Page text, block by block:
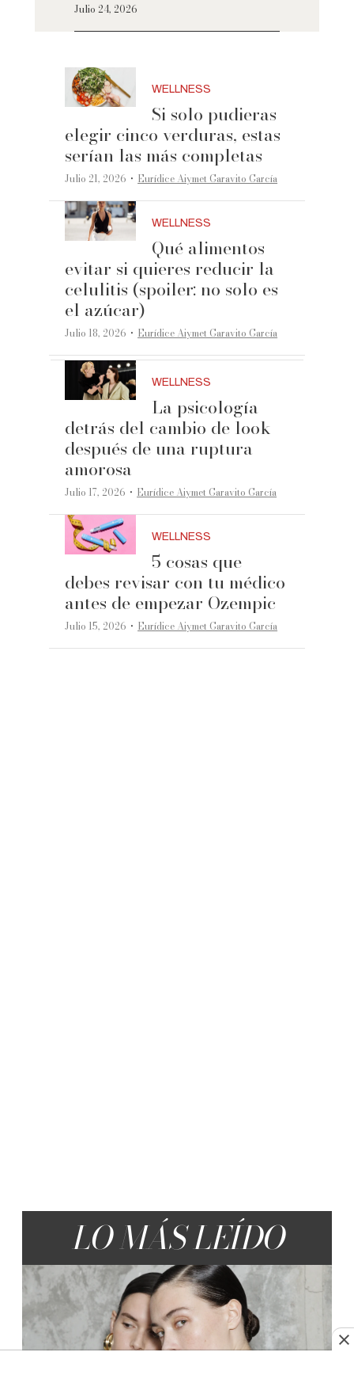
Julio 24, 2026
WELLNESS
Si solo pudieras
elegir cinco verduras, estas
serían las más completas
Julio 21, 2026 ·Eurídice Aiymet Garavito García
WELLNESS
Qué alimentos
evitar si quieres reducir la
celulitis (spoiler: no solo es
el azúcar)
Julio 18, 2026 ·Eurídice Aiymet Garavito García
WELLNESS
La psicología
detrás del cambio de look
después de una ruptura
amorosa
Julio 17, 2026 ·Eurídice Aiymet Garavito García
WELLNESS
5 cosas que
debes revisar con tu médico
antes de empezar Ozempic
Julio 15, 2026 ·Eurídice Aiymet Garavito García
LO MÁS LEÍDO